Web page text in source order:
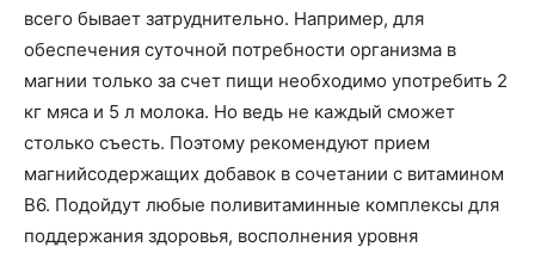
всего бывает затруднительно. Например, для
обеспечения суточной потребности организма в
магнии только за счет пищи необходимо употребить 2
кг мяса и 5 л молока. Но ведь не каждый сможет
столько съесть. Поэтому рекомендуют прием
магнийсодержащих добавок в сочетании с витамином
В6. Подойдут любые поливитаминные комплексы для
поддержания здоровья, восполнения уровня